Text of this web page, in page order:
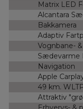
Matrix LED
Alcantara
Bakkamera
Adaptiv
Vognbane-
Sædevarme
Navigation
Apple
49 km.
Attraktiv